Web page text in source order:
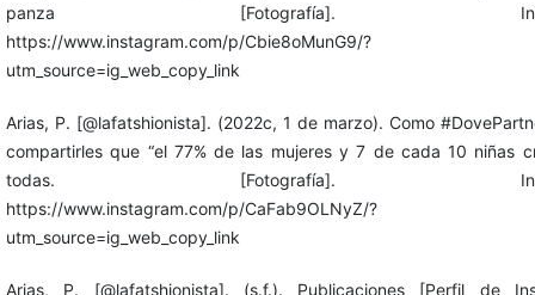
panza [Fotografía].
https://www.instagram.com/p/Cbie8oMunG9/?
utm_source=ig_web_copy_link
Arias, P. [@lafatshionista]. (2022c, 1 de marzo). Como
compartirles que “el 77% de las mujeres y 7 de cada 10 niñas
todas. [Fotografía].
https://www.instagram.com/p/CaFab9OLNyZ/?
utm_source=ig_web_copy_link
Arias, P. [@lafatshionista]. (s.f.). Publicaciones [Perfil de